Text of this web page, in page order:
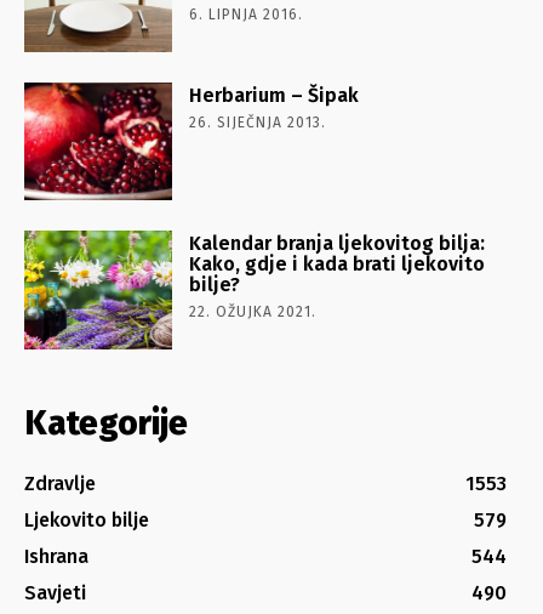
6. LIPNJA 2016.
Herbarium – Šipak
26. SIJEČNJA 2013.
Kalendar branja ljekovitog bilja:
Kako, gdje i kada brati ljekovito
bilje?
22. OŽUJKA 2021.
Kategorije
Zdravlje
1553
Ljekovito bilje
579
Ishrana
544
Savjeti
490